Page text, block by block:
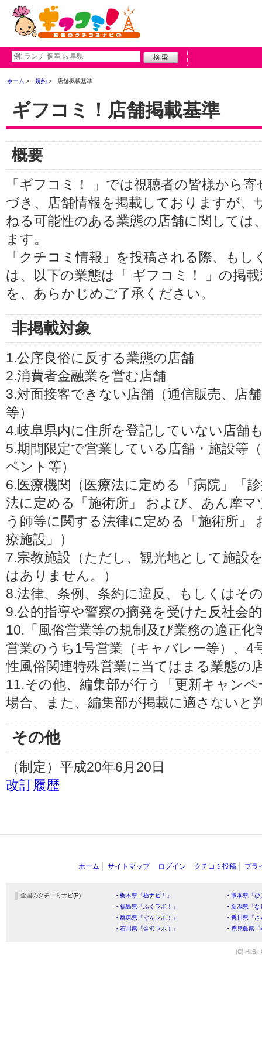
ホーム 規約 店舗掲載基準
ギフコミ！店舗掲載基準
概要
「ギフコミ！ 」では視聴者の皆様から
づき、店舗情報を掲載しておりますが
ねる可能性のある業態の店舗に関しては
ます。
「クチコミ情報」を投稿される際、も
は、以下の業態は「 ギフコミ！ 」の掲
を、あらかじめご了承ください。
非掲載対象
1.公序良俗に反する業態の店舗
2.消費者金融業を営む店舗
3.対面接客できない店舗（通信販売、店
等）
4.岐阜県内に住所を登記していない店舗
5.期間限定で営業している店舗・施設等
ベント等）
6.医療機関（医療法に定める「病院」「
法に定める「施術所」 および、あん摩
う師等に関する法律に定める「施術所」
療施設」）
7.宗教施設（ただし、観光地として施設
はありません。）
8.法律、条例、条約に違反、もしくはそ
9.公的指導や警察の摘発を受けた反社会
10.「風俗営業等の規制及び業務の適正
営業のうち1号営業（キャバレー等）、4
性風俗関連特殊営業に当てはまる業態の
11.その他、編集部が行う「更新キャン
場合、また、編集部が掲載に適さないと
その他
（制定）平成20年6月20日
改訂履歴
ホーム サイトマップ ログイン クチコミ投稿 プラ
全国のクチコミナビ(R) ・栃木県「栃ナビ！」
・熊本県「
・福島県「ふくラボ！」
・新潟県「
・群馬県「ぐんラボ！」
・香川県「
・石川県「金沢ラボ！」
・鹿児島県
(C) HitBit